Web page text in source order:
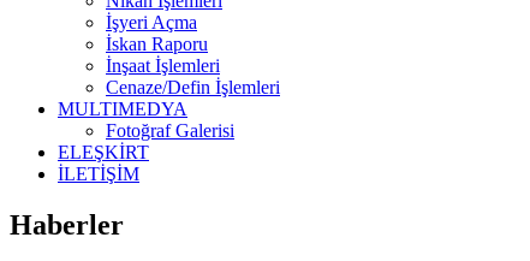
İşyeri Açma
İskan Raporu
İnşaat İşlemleri
Cenaze/Defin İşlemleri
MULTIMEDYA
Fotoğraf Galerisi
ELEŞKİRT
İLETİŞİM
Haberler